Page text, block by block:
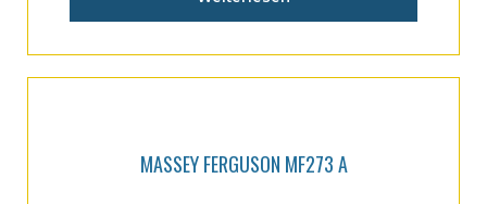
MASSEY FERGUSON MF273 A